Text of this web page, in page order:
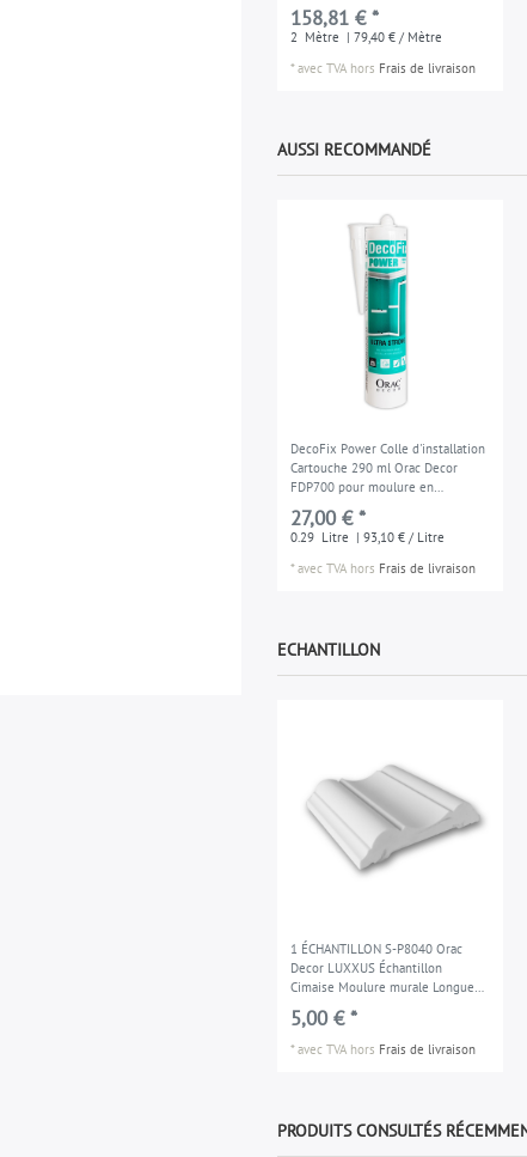
du mur 2 m
158,81 € *
2 Mètre | 79,40 € / Mètre
*avec TVA hors Frais de livraison
AUSSI RECOMMANDÉ
DecoFix Power Colle d'installation
Cartouche 290 ml Orac Decor
FDP700 pour moulure en
extérieure en les espaces
humides
27,00 € *
0.29 Litre | 93,10 € / Litre
*avec TVA hors Frais de livraison
ECHANTILLON
1 ÉCHANTILLON S-P8040 Orac
Decor LUXXUS Échantillon
Cimaise Moulure murale Longueur
env. 10 cm
5,00 € *
*avec TVA hors Frais de livraison
PRODUITS CONSULTÉS